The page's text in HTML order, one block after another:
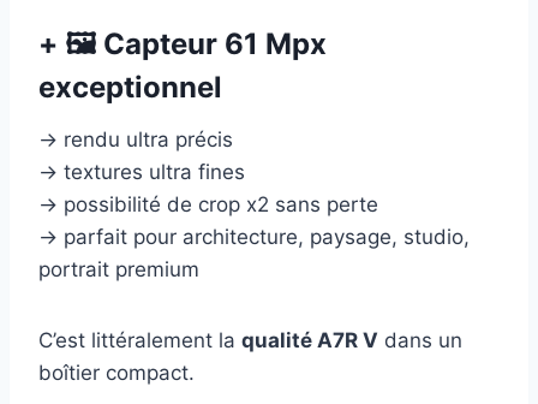
+ 🖼 Capteur 61 Mpx
exceptionnel
→ rendu ultra précis
→ textures ultra fines
→ possibilité de crop x2 sans perte
→ parfait pour architecture, paysage, studio,
portrait premium
C’est littéralement la qualité A7R V dans un
boîtier compact.